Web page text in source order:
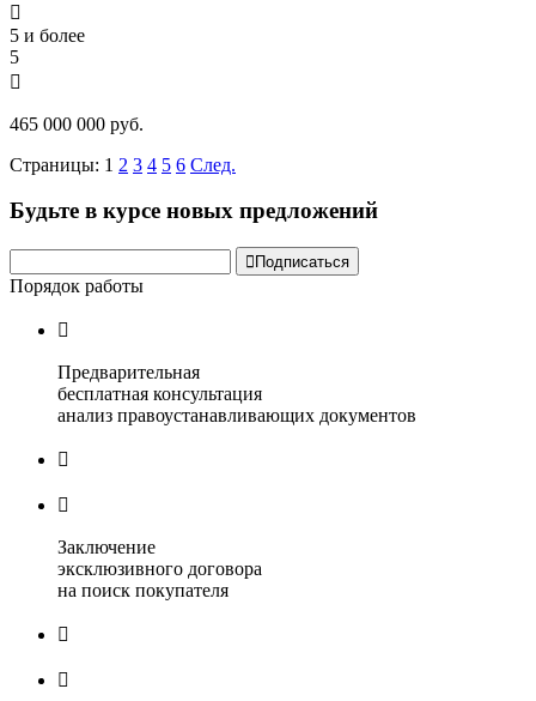

5 и более
5

465 000 000 руб.
Страницы: 1 2 3 4 5 6 След.
Будьте в курсе новых предложений
 Подписаться
Порядок работы

Предварительная
бесплатная консультация
анализ правоустанавливающих документов


Заключение
эксклюзивного договора
на поиск покупателя

